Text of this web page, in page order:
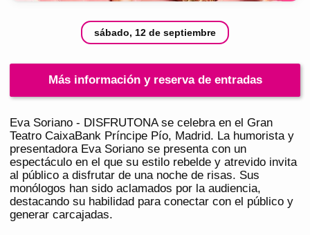
sábado, 12 de septiembre
Más información y reserva de entradas
Eva Soriano - DISFRUTONA se celebra en el Gran
Teatro CaixaBank Príncipe Pío, Madrid. La humorista y
presentadora Eva Soriano se presenta con un
espectáculo en el que su estilo rebelde y atrevido invita
al público a disfrutar de una noche de risas. Sus
monólogos han sido aclamados por la audiencia,
destacando su habilidad para conectar con el público y
generar carcajadas.